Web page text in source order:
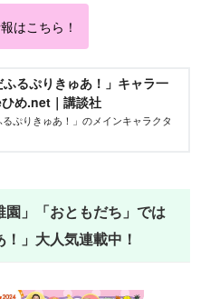
はこちら！
ふるぷりきゅあ！」キャラ一
め.net｜講談社
るぷりきゅあ！」のメインキャラクタ
」「おともだち」では
！」大人気連載中！